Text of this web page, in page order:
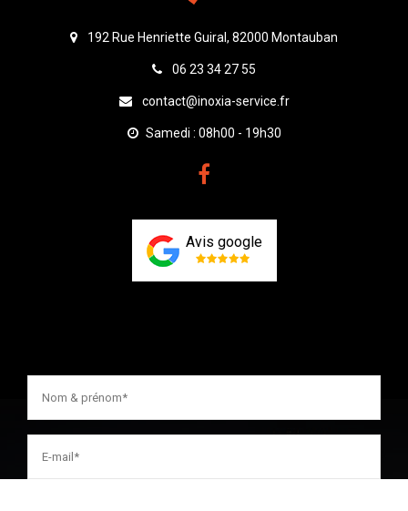
192 Rue Henriette Guiral, 82000 Montauban
06 23 34 27 55
contact@inoxia-service.fr
Samedi : 08h00 - 19h30
Avis google